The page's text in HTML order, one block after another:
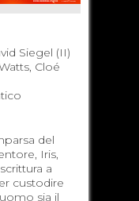
Siegel (II)
Cloé
del
Iris,
a
custodire
sia il